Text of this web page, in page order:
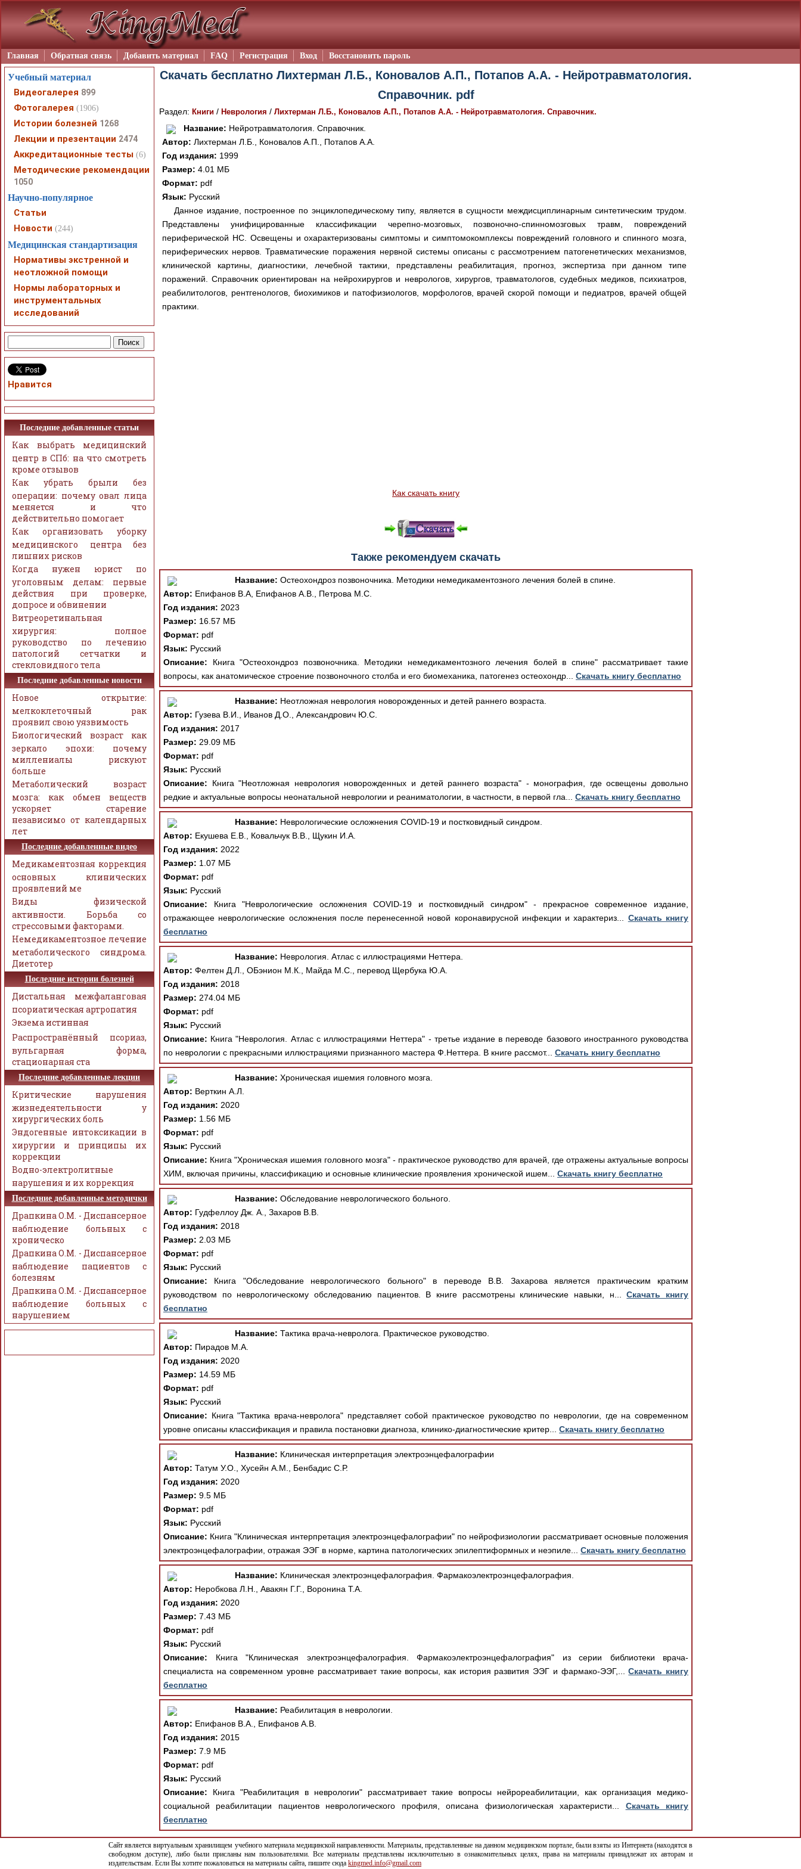
Главная Обратная связь Добавить материал FAQ Регистрация Вход Восстановить пароль
Скачать бесплатно Лихтерман Л.Б., Коновалов А.П., Потапов А.А. - Нейротравматология.
Справочник. pdf
Раздел: Книги / Неврология / Лихтерман Л.Б., Коновалов А.П., Потапов А.А. - Нейротравматология. Справочник.
Название: Нейротравматология. Справочник.
Автор: Лихтерман Л.Б., Коновалов А.П., Потапов А.А.
Год издания: 1999
Размер: 4.01 МБ
Формат: pdf
Язык: Русский
Данное издание, построенное по энциклопедическому типу, является в сущности междисциплинарным синтетическим трудом.
Представлены унифицированные классификации черепно-мозговых, позвоночно-спинномозговых травм, повреждений
периферической НС. Освещены и охарактеризованы симптомы и симптомокомплексы повреждений головного и спинного мозга,
периферических нервов. Травматические поражения нервной системы описаны с рассмотрением патогенетических механизмов,
клинической картины, диагностики, лечебной тактики, представлены реабилитация, прогноз, экспертиза при данном типе
поражений. Справочник ориентирован на нейрохирургов и неврологов, хирургов, травматологов, судебных медиков, психиатров,
реабилитологов, рентгенологов, биохимиков и патофизиологов, морфологов, врачей скорой помощи и педиатров, врачей общей
практики.
Как скачать книгу
Также рекомендуем скачать
Название: Остеохондроз позвоночника. Методики немедикаментозного лечения болей в спине.
Автор: Епифанов В.А, Епифанов А.В., Петрова М.С.
Год издания: 2023
Размер: 16.57 МБ
Формат: pdf
Язык: Русский
Описание: Книга "Остеохондроз позвоночника. Методики немедикаментозного лечения болей в спине" рассматривает такие
вопросы, как анатомическое строение позвоночного столба и его биомеханика, патогенез остеохондр... Скачать книгу бесплатно
Название: Неотложная неврология новорожденных и детей раннего возраста.
Автор: Гузева В.И., Иванов Д.О., Александрович Ю.С.
Год издания: 2017
Размер: 29.09 МБ
Формат: pdf
Язык: Русский
Описание: Книга "Неотложная неврология новорожденных и детей раннего возраста" - монография, где освещены довольно
редкие и актуальные вопросы неонатальной неврологии и реаниматологии, в частности, в первой гла... Скачать книгу бесплатно
Название: Неврологические осложнения COVID-19 и постковидный синдром.
Автор: Екушева Е.В., Ковальчук В.В., Щукин И.А.
Год издания: 2022
Размер: 1.07 МБ
Формат: pdf
Язык: Русский
Описание: Книга "Неврологические осложнения COVID-19 и постковидный синдром" - прекрасное современное издание,
отражающее неврологические осложнения после перенесенной новой коронавирусной инфекции и характериз... Скачать книгу
бесплатно
Название: Неврология. Атлас с иллюстрациями Неттера.
Автор: Фелтен Д.Л., ОБэнион М.К., Майда М.С., перевод Щербука Ю.А.
Год издания: 2018
Размер: 274.04 МБ
Формат: pdf
Язык: Русский
Описание: Книга "Неврология. Атлас с иллюстрациями Неттера" - третье издание в переводе базового иностранного руководства
по неврологии с прекрасными иллюстрациями признанного мастера Ф.Неттера. В книге рассмот... Скачать книгу бесплатно
Название: Хроническая ишемия головного мозга.
Автор: Верткин А.Л.
Год издания: 2020
Размер: 1.56 МБ
Формат: pdf
Язык: Русский
Описание: Книга "Хроническая ишемия головного мозга" - практическое руководство для врачей, где отражены актуальные вопросы
ХИМ, включая причины, классификацию и основные клинические проявления хронической ишем... Скачать книгу бесплатно
Название: Обследование неврологического больного.
Автор: Гудфеллоу Дж. А., Захаров В.В.
Год издания: 2018
Размер: 2.03 МБ
Формат: pdf
Язык: Русский
Описание: Книга "Обследование неврологического больного" в переводе В.В. Захарова является практическим кратким
руководством по неврологическому обследованию пациентов. В книге рассмотрены клинические навыки, н...Скачать книгу
бесплатно
Название: Тактика врача-невролога. Практическое руководство.
Автор: Пирадов М.А.
Год издания: 2020
Размер: 14.59 МБ
Формат: pdf
Язык: Русский
Описание: Книга "Тактика врача-невролога" представляет собой практическое руководство по неврологии, где на современном
уровне описаны классификация и правила постановки диагноза, клинико-диагностические критер... Скачать книгу бесплатно
Название: Клиническая интерпретация электроэнцефалографии
Автор: Татум У.О., Хусейн А.М., Бенбадис С.Р.
Год издания: 2020
Размер: 9.5 МБ
Формат: pdf
Язык: Русский
Описание: Книга "Клиническая интерпретация электроэнцефалографии" по нейрофизиологии рассматривает основные положения
электроэнцефалографии, отражая ЭЭГ в норме, картина патологических эпилептиформных и неэпиле... Скачать книгу бесплатно
Название: Клиническая электроэнцефалография. Фармакоэлектроэнцефалография.
Автор: Неробкова Л.Н., Авакян Г.Г., Воронина Т.А.
Год издания: 2020
Размер: 7.43 МБ
Формат: pdf
Язык: Русский
Описание: Книга "Клиническая электроэнцефалография. Фармакоэлектроэнцефалография" из серии библиотеки врача-
специалиста на современном уровне рассматривает такие вопросы, как история развития ЭЭГ и фармако-ЭЭГ,...Скачать книгу
бесплатно
Название: Реабилитация в неврологии.
Автор: Епифанов В.А., Епифанов А.В.
Год издания: 2015
Размер: 7.9 МБ
Формат: pdf
Язык: Русский
Описание: Книга "Реабилитация в неврологии" рассматривает такие вопросы нейрореабилитации, как организация медико-
социальной реабилитации пациентов неврологического профиля, описана физиологическая характеристи... Скачать книгу
бесплатно
Учебный материал
Видеогалерея 899
Фотогалерея (1906)
Истории болезней 1268
Лекции и презентации 2474
Аккредитационные тесты (6)
Методические рекомендации
1050
Научно-популярное
Статьи
Новости (244)
Медицинская стандартизация
Нормативы экстренной и
неотложной помощи
Нормы лабораторных и
инструментальных
исследований
Нравится
Последние добавленные статьи
Как выбрать медицинский
центр в СПб: на что смотреть
кроме отзывов
Как убрать брыли без
операции: почему овал лица
меняется и что
действительно помогает
Как организовать уборку
медицинского центра без
лишних рисков
Когда нужен юрист по
уголовным делам: первые
действия при проверке,
допросе и обвинении
Витреоретинальная
хирургия: полное
руководство по лечению
патологий сетчатки и
стекловидного тела
Последние добавленные новости
Новое открытие:
мелкоклеточный рак
проявил свою уязвимость
Биологический возраст как
зеркало эпохи: почему
миллениалы рискуют
больше
Метаболический возраст
мозга: как обмен веществ
ускоряет старение
независимо от календарных
лет
Последние добавленные видео
Медикаментозная коррекция
основных клинических
проявлений ме
Виды физической
активности. Борьба со
стрессовыми факторами.
Немедикаментозное лечение
метаболического синдрома.
Диетотер
Последние истории болезней
Дистальная межфаланговая
псориатическая артропатия
Экзема истинная
Распространённый псориаз,
вульгарная форма,
стационарная ста
Последние добавленные лекции
Критические нарушения
жизнедеятельности у
хирургических боль
Эндогенные интоксикации в
хирургии и принципы их
коррекции
Водно-электролитные
нарушения и их коррекция
Последние добавленные методички
Драпкина О.М. - Диспансерное
наблюдение больных с
хроническо
Драпкина О.М. - Диспансерное
наблюдение пациентов с
болезням
Драпкина О.М. - Диспансерное
наблюдение больных с
нарушением
Сайт является виртуальным хранилищем учебного материала медицинской направленности. Материалы, представленные на данном медицинском портале, были взяты из Интернета (находятся в
свободном доступе), либо были присланы нам пользователями. Все материалы представлены исключительно в ознакомительных целях, права на материалы принадлежат их авторам и
издательствам. Если Вы хотите пожаловаться на материалы сайта, пишите сюда kingmed.info@gmail.com